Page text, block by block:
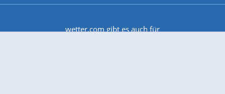
wetter.com gibt es auch für